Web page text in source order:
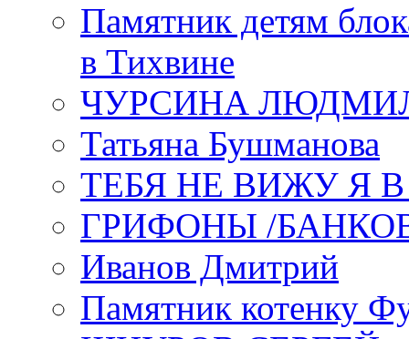
Памятник детям
в Тихвине
ЧУРСИНА
Татьяна Бушманова
ТЕБЯ НЕ ВИЖУ Я
ГРИФОНЫ /
Иванов Дмитрий
Памятник котенку